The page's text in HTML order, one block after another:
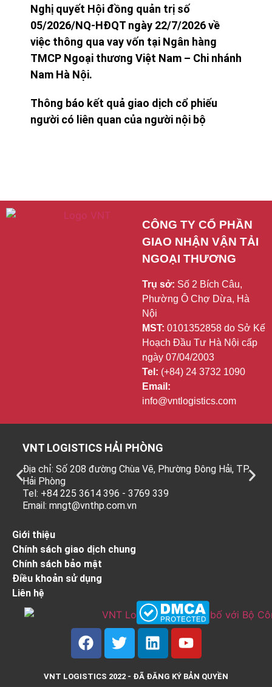
Nghị quyết Hội đồng quản trị số
05/2026/NQ-HĐQT ngày 22/7/2026 về
việc thông qua vay vốn tại Ngân hàng
TMCP Ngoại thương Việt Nam – Chi nhánh
Nam Hà Nội.
Thông báo kết quả giao dịch cổ phiếu
người có liên quan của người nội bộ
CÔNG TY CỔ PHẦN
GIAO NHẬN VẬN TẢI
NGOẠI THƯƠNG
Trụ sở: Số 2 Bích Câu,
Phường Ô Chợ Dừa, Hà
Nội
MST: 0101352858 do Sở Kế
Hoạch Đầu Tư Hà Nội cấp
ngày 07/04/2003
Tel: (+84) 24 3732 1090
Email:
info@vntlogistics.com
VNT LOGISTICS HẢI PHÒNG
Địa chỉ: Số 208 đường Chùa Vẽ, Phường Đông Hải, TP.
Hải Phòng
Tel: +84 225 3614 396 - 3769 339
Email: mngt@vnthp.com.vn
Giới thiệu
Chính sách giao dịch chung
Chính sách bảo mật
Điều khoản sử dụng
Liên hệ
VNT LOGISTICS 2022 - ĐÃ ĐĂNG KÝ BẢN QUYỀN